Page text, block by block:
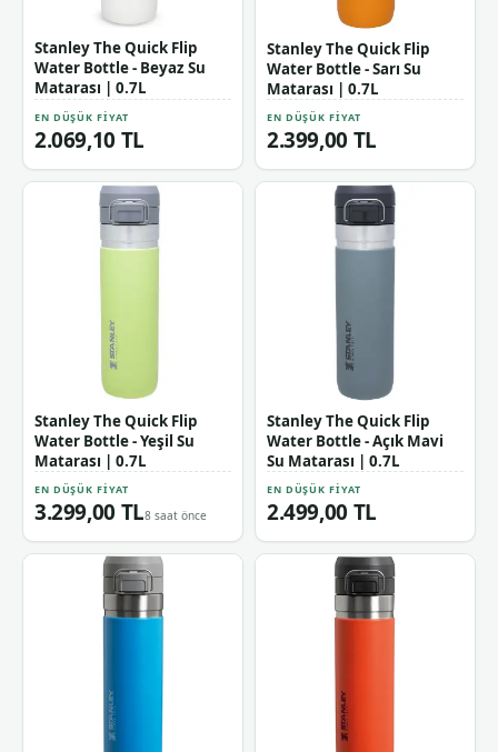
Stanley The Quick Flip
Water Bottle - Beyaz Su
Matarası | 0.7L
EN DÜŞÜK FIYAT
2.069,10 TL
Stanley The Quick Flip
Water Bottle - Sarı Su
Matarası | 0.7L
EN DÜŞÜK FIYAT
2.399,00 TL
Stanley The Quick Flip
Water Bottle - Yeşil Su
Matarası | 0.7L
EN DÜŞÜK FIYAT
3.299,00 TL8 saat önce
Stanley The Quick Flip
Water Bottle - Açık Mavi
Su Matarası | 0.7L
EN DÜŞÜK FIYAT
2.499,00 TL